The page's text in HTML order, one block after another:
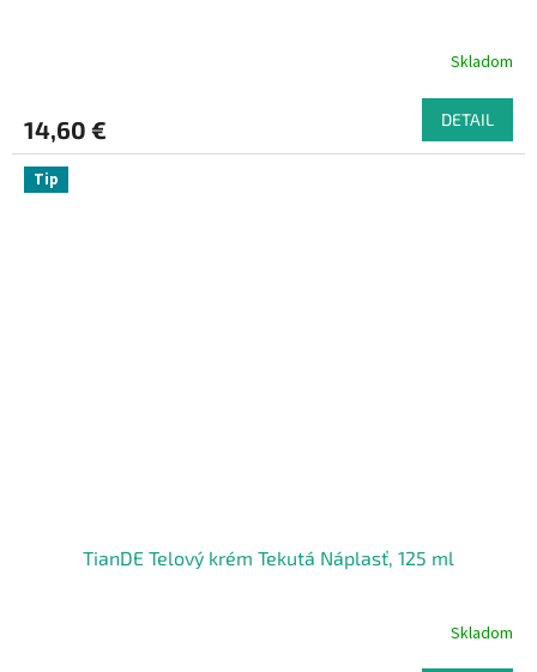
Skladom
14,60 € DETAIL
Tip
TianDE Telový krém Tekutá Náplasť, 125 ml
Skladom